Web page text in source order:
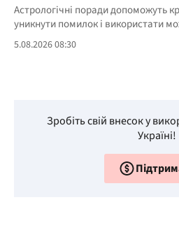
Астрологічні поради допоможуть
уникнути помилок і використати
5.08.2026 08:30
Зробіть свій внесок у
Україні!